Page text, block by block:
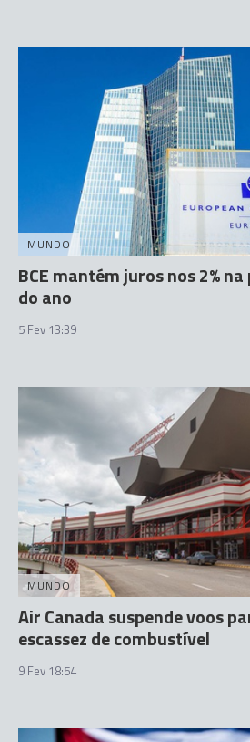
MUNDO
BCE mantém juros nos 2%
do ano
5 Fev 13:39
MUNDO
Air Canada suspende voos
escassez de combustível
9 Fev 18:54